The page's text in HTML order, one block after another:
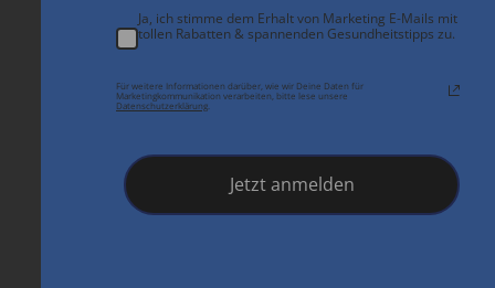
Ja, ich stimme dem Erhalt von Marketing E-Mails mit
tollen Rabatten & spannenden Gesundheitstipps zu.
Für weitere Informationen darüber, wie wir Deine Daten für
Marketingkommunikation verarbeiten, bitte lese unsere
Datenschutzerklärung
Jetzt anmelden